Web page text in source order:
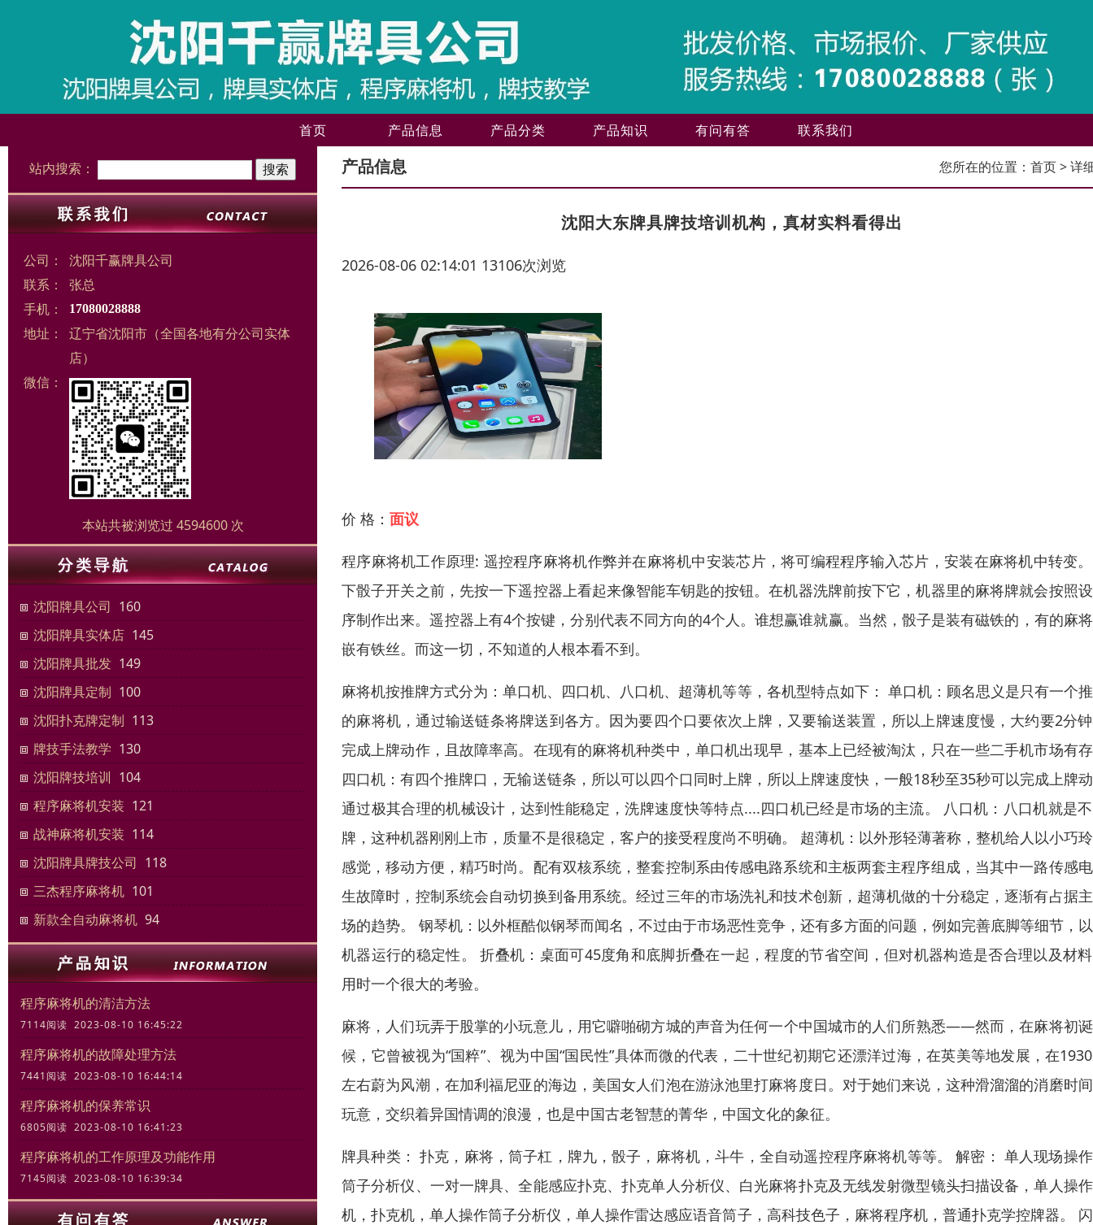
首页 产品信息 产品分类 产品知识 有问有答 联系我们
站内搜索：
公司：
沈阳千赢牌具公司
联系：
张总
手机：
17080028888
地址：
辽宁省沈阳市（全国各地有分公司实体
店）
微信：
本站共被浏览过 4594600 次
沈阳牌具公司 160
沈阳牌具实体店 145
沈阳牌具批发 149
沈阳牌具定制 100
沈阳扑克牌定制 113
牌技手法教学 130
沈阳牌技培训 104
程序麻将机安装 121
战神麻将机安装 114
沈阳牌具牌技公司 118
三杰程序麻将机 101
新款全自动麻将机 94
程序麻将机的清洁方法
7114阅读 2023-08-10 16:45:22
程序麻将机的故障处理方法
7441阅读 2023-08-10 16:44:14
程序麻将机的保养常识
6805阅读 2023-08-10 16:41:23
程序麻将机的工作原理及功能作用
7145阅读 2023-08-10 16:39:34
产品信息 您所在的位置： 首页> 详
沈阳大东牌具牌技培训机构，真材实料看得出
2026-08-06 02:14:01 13106次浏览
价 格： 面议
程序麻将机工作原理: 遥控程序麻将机作弊并在麻将机中安装芯片，将可编程程序输入芯片，安装在麻将机中转变
下骰子开关之前，先按一下遥控器上看起来像智能车钥匙的按钮。在机器洗牌前按下它，机器里的麻将牌就会按照
序制作出来。遥控器上有4个按键，分别代表不同方向的4个人。谁想赢谁就赢。当然，骰子是装有磁铁的，有的麻
嵌有铁丝。而这一切，不知道的人根本看不到。
麻将机按推牌方式分为：单口机、四口机、八口机、超薄机等等，各机型特点如下： 单口机：顾名思义是只有一个
的麻将机，通过输送链条将牌送到各方。因为要四个口要依次上牌，又要输送装置，所以上牌速度慢，大约要2分
完成上牌动作，且故障率高。在现有的麻将机种类中，单口机出现早，基本上已经被淘汰，只在一些二手机市场有
四口机：有四个推牌口，无输送链条，所以可以四个口同时上牌，所以上牌速度快，一般18秒至35秒可以完成上牌
通过极其合理的机械设计，达到性能稳定，洗牌速度快等特点....四口机已经是市场的主流。 八口机：八口机就是
牌，这种机器刚刚上市，质量不是很稳定，客户的接受程度尚不明确。 超薄机：以外形轻薄著称，整机给人以小巧
感觉，移动方便，精巧时尚。配有双核系统，整套控制系由传感电路系统和主板两套主程序组成，当其中一路传感
生故障时，控制系统会自动切换到备用系统。经过三年的市场洗礼和技术创新，超薄机做的十分稳定，逐渐有占据
场的趋势。 钢琴机：以外框酷似钢琴而闻名，不过由于市场恶性竞争，还有多方面的问题，例如完善底脚等细节，
机器运行的稳定性。 折叠机：桌面可45度角和底脚折叠在一起，程度的节省空间，但对机器构造是否合理以及材
用时一个很大的考验。
麻将，人们玩弄于股掌的小玩意儿，用它噼啪砌方城的声音为任何一个中国城市的人们所熟悉——然而，在麻将初
候，它曾被视为“国粹”、视为中国“国民性”具体而微的代表，二十世纪初期它还漂洋过海，在英美等地发展，在
左右蔚为风潮，在加利福尼亚的海边，美国女人们泡在游泳池里打麻将度日。对于她们来说，这种滑溜溜的消磨时
玩意，交织着异国情调的浪漫，也是中国古老智慧的菁华，中国文化的象征。
牌具种类： 扑克，麻将，筒子杠，牌九，骰子，麻将机，斗牛，全自动遥控程序麻将机等等。 解密： 单人现场操
筒子分析仪、一对一牌具、全能感应扑克、扑克单人分析仪、白光麻将扑克及无线发射微型镜头扫描设备，单人操
机，扑克机，单人操作筒子分析仪，单人操作雷达感应语音筒子，高科技色子，麻将程序机，普通扑克学控牌器。